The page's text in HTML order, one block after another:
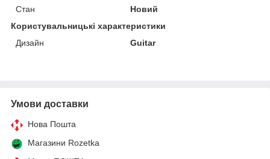
Стан
Новий
Користувальницькі характеристики
Дизайн
Guitar
Умови доставки
Нова Пошта
Магазини Rozetka